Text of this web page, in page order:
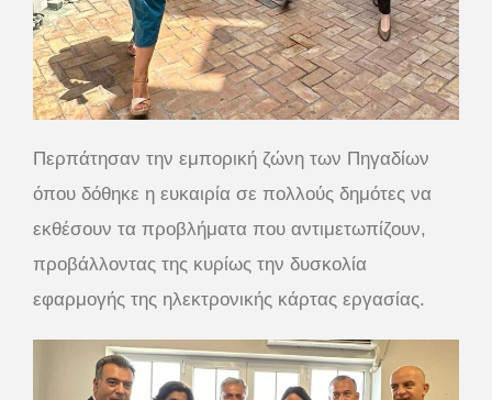
Περπάτησαν την εμπορική ζώνη των Πηγαδίων
όπου δόθηκε η ευκαιρία σε πολλούς δημότες να
εκθέσουν τα προβλήματα που αντιμετωπίζουν,
προβάλλοντας της κυρίως την δυσκολία
εφαρμογής της ηλεκτρονικής κάρτας εργασίας.